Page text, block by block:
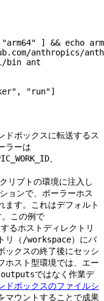
= "arm64" ] && echo
anthropics/
bin ant
"run"]
ドボックスに転送するス
ラーは
、
リプトの環境に注入し
ョンで、ポーラーホス
ます。これはデフォルト
この例で
るホストディレクトリ
リ（ /workspace）にバ
ックスの終了後にセッシ
ホスト型環境では、エー
ではなく作業デ
ドボックスのファイルシ
マウントすることで成果